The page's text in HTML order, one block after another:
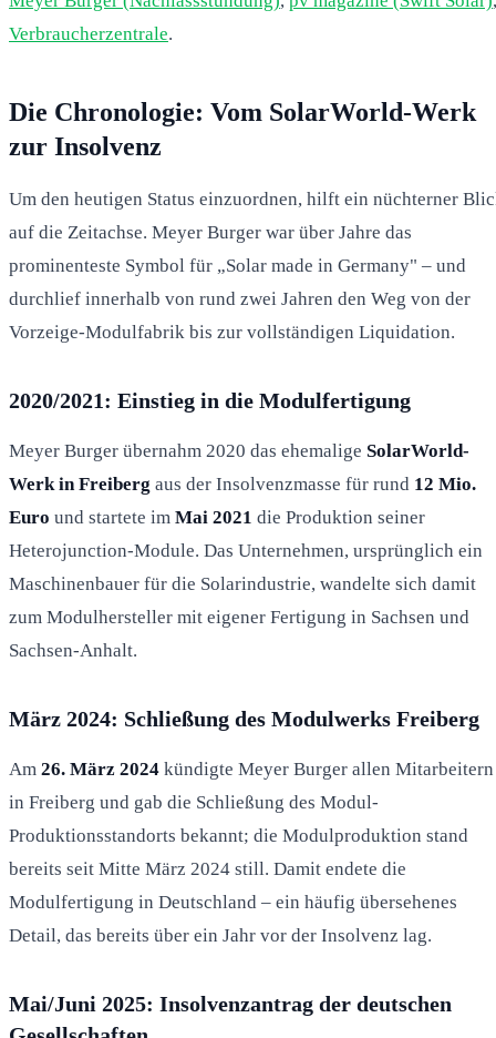
Verbraucherzentrale.
Die Chronologie: Vom SolarWorld-Werk
zur Insolvenz
Um den heutigen Status einzuordnen, hilft ein nüchterner
auf die Zeitachse. Meyer Burger war über Jahre das
prominenteste Symbol für „Solar made in Germany" – und
durchlief innerhalb von rund zwei Jahren den Weg von der
Vorzeige-Modulfabrik bis zur vollständigen Liquidation.
2020/2021: Einstieg in die Modulfertigung
Meyer Burger übernahm 2020 das ehemalige SolarWorld-
Werk in Freiberg aus der Insolvenzmasse für rund 12 Mio.
Euro und startete im Mai 2021 die Produktion seiner
Heterojunction-Module. Das Unternehmen, ursprünglich ein
Maschinenbauer für die Solarindustrie, wandelte sich damit
zum Modulhersteller mit eigener Fertigung in Sachsen und
Sachsen-Anhalt.
März 2024: Schließung des Modulwerks Freiberg
Am 26. März 2024 kündigte Meyer Burger allen Mitarbeitern
in Freiberg und gab die Schließung des Modul-
Produktionsstandorts bekannt; die Modulproduktion stand
bereits seit Mitte März 2024 still. Damit endete die
Modulfertigung in Deutschland – ein häufig übersehenes
Detail, das bereits über ein Jahr vor der Insolvenz lag.
Mai/Juni 2025: Insolvenzantrag der deutschen